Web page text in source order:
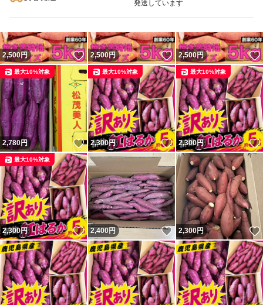
発送しています
2,500円 いいね！
2,500円 いいね！
2,500円
2,780円 いいね！
最大10%対象
2,300円 いいね！
最大10%対象
2,300円
最大10%対象
2,300円 いいね！
最大10%対象
2,400円 いいね！
2,300円